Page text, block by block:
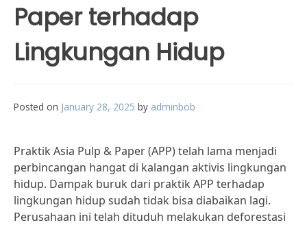
Paper terhadap
Lingkungan Hidup
Posted on January 28, 2025 by adminbob
Praktik Asia Pulp & Paper (APP) telah lama menjadi
perbincangan hangat di kalangan aktivis lingkungan
hidup. Dampak buruk dari praktik APP terhadap
lingkungan hidup sudah tidak bisa diabaikan lagi.
Perusahaan ini telah dituduh melakukan deforestasi